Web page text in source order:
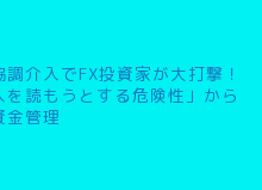
調介入でFX投資家が大打撃！
を読もうとする危険性」から
金管理